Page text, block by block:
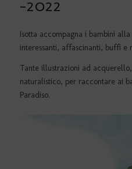
-2022
Isotta accompagna i bambini
interessanti, affascinanti, buffi e
Tante illustrazioni ad
naturalistico, per raccontare ai
Paradiso.